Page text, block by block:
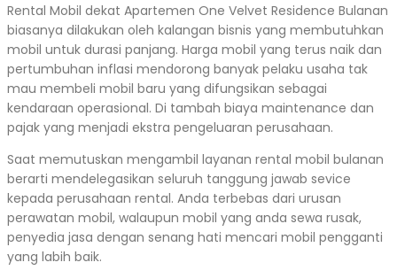
Rental Mobil dekat Apartemen One Velvet Residence Bulanan
biasanya dilakukan oleh kalangan bisnis yang membutuhkan
mobil untuk durasi panjang. Harga mobil yang terus naik dan
pertumbuhan inflasi mendorong banyak pelaku usaha tak
mau membeli mobil baru yang difungsikan sebagai
kendaraan operasional. Di tambah biaya maintenance dan
pajak yang menjadi ekstra pengeluaran perusahaan.
Saat memutuskan mengambil layanan rental mobil bulanan
berarti mendelegasikan seluruh tanggung jawab sevice
kepada perusahaan rental. Anda terbebas dari urusan
perawatan mobil, walaupun mobil yang anda sewa rusak,
penyedia jasa dengan senang hati mencari mobil pengganti
yang labih baik.